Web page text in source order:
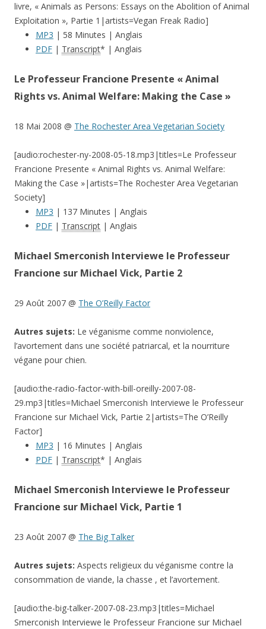
livre, « Animals as Persons: Essays on the Abolition of Animal
Exploitation », Partie 1|artists=Vegan Freak Radio]
MP3 | 58 Minutes | Anglais
PDF | Transcript* | Anglais
Le Professeur Francione Presente « Animal
Rights vs. Animal Welfare: Making the Case »
18 Mai 2008 @ The Rochester Area Vegetarian Society
[audio:rochester-ny-2008-05-18.mp3|titles=Le Professeur
Francione Presente « Animal Rights vs. Animal Welfare:
Making the Case »|artists=The Rochester Area Vegetarian
Society]
MP3 | 137 Minutes | Anglais
PDF | Transcript | Anglais
Michael Smerconish Interviewe le Professeur
Francione sur Michael Vick, Partie 2
29 Août 2007 @ The O’Reilly Factor
Autres sujets: Le véganisme comme nonviolence,
l’avortement dans une société patriarcal, et la nourriture
végane pour chien.
[audio:the-radio-factor-with-bill-oreilly-2007-08-
29.mp3|titles=Michael Smerconish Interviewe le Professeur
Francione sur Michael Vick, Partie 2|artists=The O’Reilly
Factor]
MP3 | 16 Minutes | Anglais
PDF | Transcript* | Anglais
Michael Smerconish Interviewe le Professeur
Francione sur Michael Vick, Partie 1
23 Août 2007 @ The Big Talker
Autres sujets: Aspects religieux du véganisme contre la
consommation de viande, la chasse , et l’avortement.
[audio:the-big-talker-2007-08-23.mp3|titles=Michael
Smerconish Interviewe le Professeur Francione sur Michael